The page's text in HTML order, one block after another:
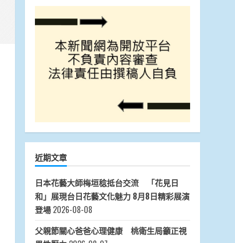
近期文章
日本花藝大師梅垣稔抵台交流 「花見日
和」展現台日花藝文化魅力 8月8日精彩展演
登場 2026-08-08
父親節關心爸爸心理健康 桃衛生局籲正視